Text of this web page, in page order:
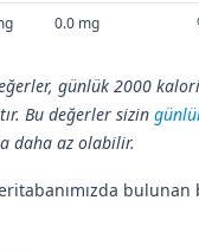
0.0 mg
günlük 2000
Bu değerler sizin
daha az olabilir.